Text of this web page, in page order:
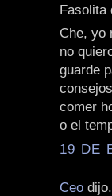
Fasolita
Che, yo
no
guarde
comer
o el
19 DE
Ceo